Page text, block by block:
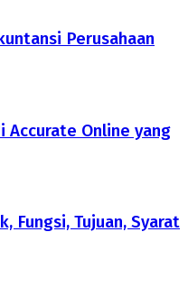
Perusahaan
Accurate Online yang
Fungsi, Tujuan, Syarat